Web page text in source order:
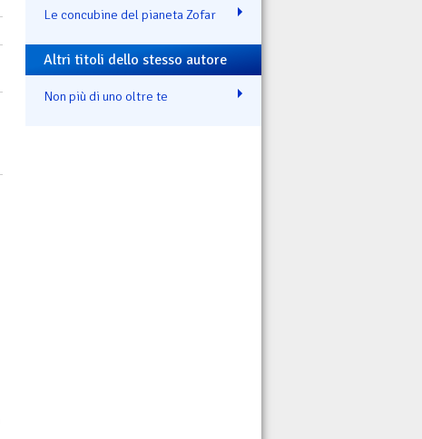
Le concubine del pianeta Zofar
Altri titoli dello stesso autore
Non più di uno oltre te